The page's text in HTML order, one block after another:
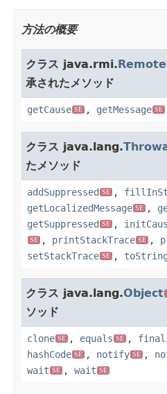
方法の概要
クラス java.rmi.
承されたメソッド
getCause SE , getMessage SE
クラス java.lang.
たメソッド
addSuppressed SE ,
getLocalizedMessage SE ,
getSuppressed SE ,
SE , printStackTrace SE ,
setStackTrace SE , toString
クラス java.lang.Object
ソッド
clone SE , equals SE ,
hashCode SE , notify SE ,
wait SE , wait SE